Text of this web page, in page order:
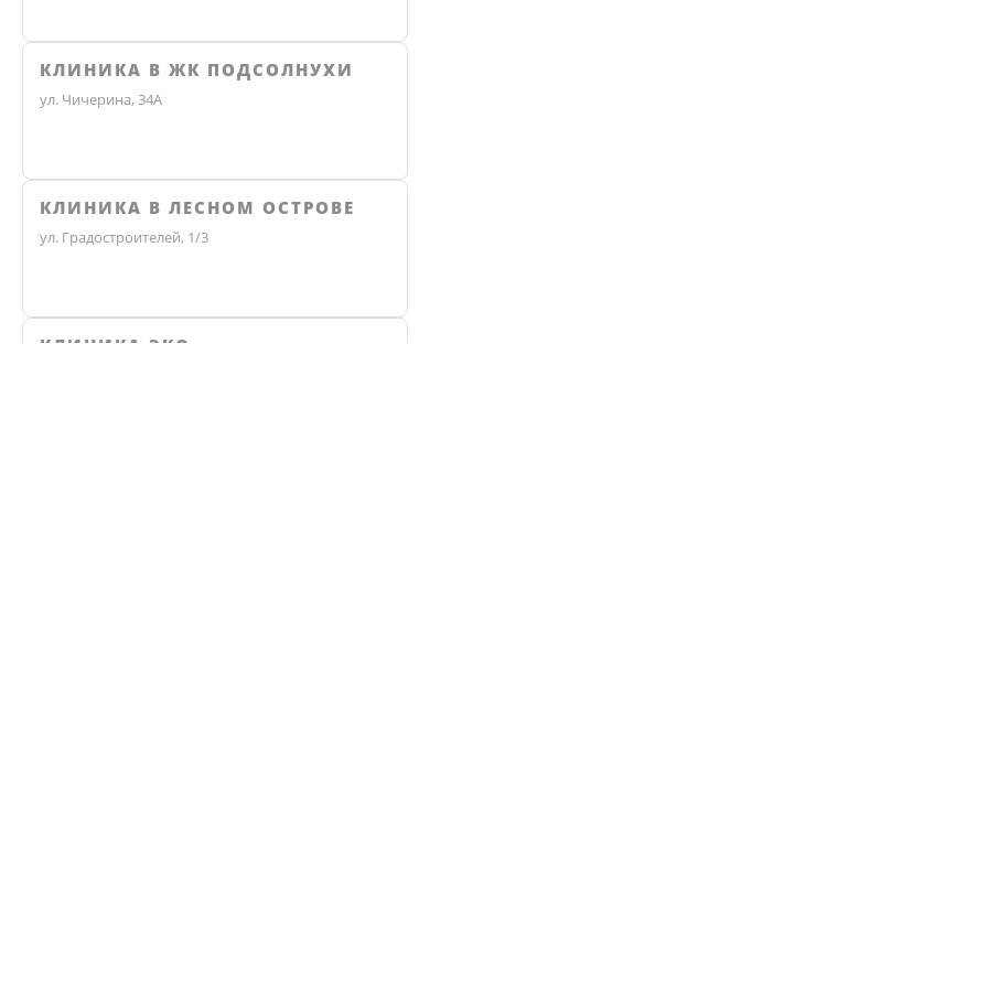
КЛИНИКА В ЖК ПОДСОЛНУХИ
ул. Чичерина, 34А
КЛИНИКА В ЛЕСНОМ ОСТРОВЕ
ул. Градостроителей, 1/3
КЛИНИКА ЭКО